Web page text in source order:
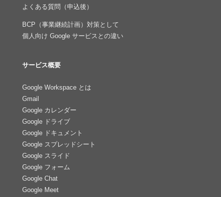
よくある質問（申込後）
BCP（事業継続計画）対策として
個人向け Google サービスとの違い
サービス概要
Google Workspace とは
Gmail
Google カレンダー
Google ドライブ
Google ドキュメント
Google スプレッドシート
Google スライド
Google フォーム
Google Chat
Google Meet